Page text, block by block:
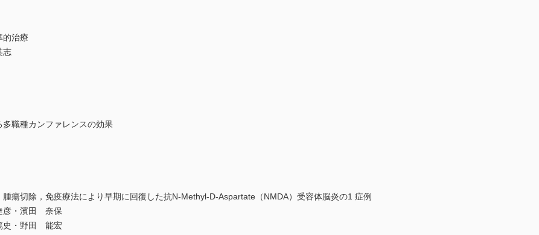
的治療
志
職種カンファレンスの効果
瘍切除，免疫療法により早期に回復した抗N-Methyl-D-Aspartate（NMDA）受容体脳炎の1 症例
・濱田 奈保
・野田 能宏